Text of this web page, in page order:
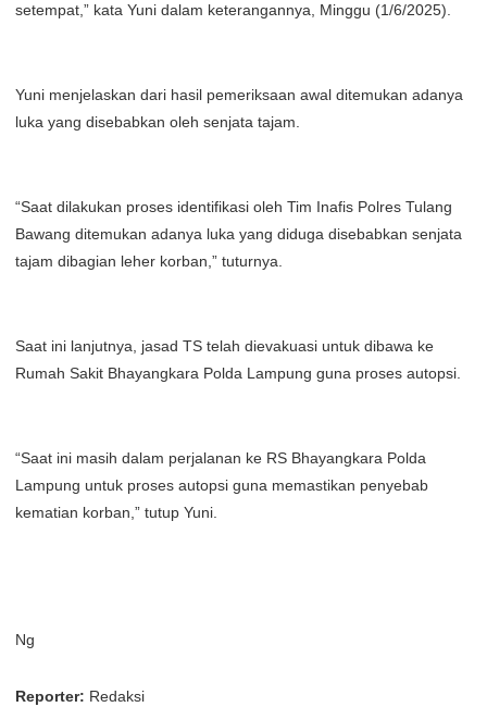
setempat,” kata Yuni dalam keterangannya, Minggu (1/6/2025).
Yuni menjelaskan dari hasil pemeriksaan awal ditemukan adanya
luka yang disebabkan oleh senjata tajam.
“Saat dilakukan proses identifikasi oleh Tim Inafis Polres Tulang
Bawang ditemukan adanya luka yang diduga disebabkan senjata
tajam dibagian leher korban,” tuturnya.
Saat ini lanjutnya, jasad TS telah dievakuasi untuk dibawa ke
Rumah Sakit Bhayangkara Polda Lampung guna proses autopsi.
“Saat ini masih dalam perjalanan ke RS Bhayangkara Polda
Lampung untuk proses autopsi guna memastikan penyebab
kematian korban,” tutup Yuni.
Ng
Reporter: Redaksi